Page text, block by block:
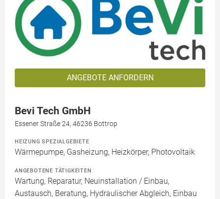
ANGEBOTE ANFORDERN
Bevi Tech GmbH
Essener Straße 24, 46236 Bottrop
HEIZUNG SPEZIALGEBIETE
Wärmepumpe, Gasheizung, Heizkörper, Photovoltaik
ANGEBOTENE TÄTIGKEITEN
Wartung, Reparatur, Neuinstallation / Einbau,
Austausch, Beratung, Hydraulischer Abgleich, Einbau